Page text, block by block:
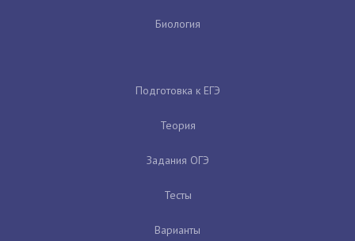
Биология
Подготовка к ЕГЭ
Теория
Задания ОГЭ
Тесты
Варианты